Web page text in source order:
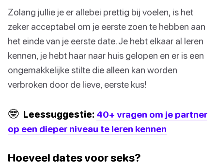
Zolang jullie je er allebei prettig bij voelen, is het
zeker acceptabel om je eerste zoen te hebben aan
het einde van je eerste date. Je hebt elkaar al leren
kennen, je hebt haar naar huis gelopen en er is een
ongemakkelijke stilte die alleen kan worden
verbroken door de lieve, eerste kus!
🤓 Leessuggestie: 40+ vragen om je partner
op een dieper niveau te leren kennen
Hoeveel dates voor seks?